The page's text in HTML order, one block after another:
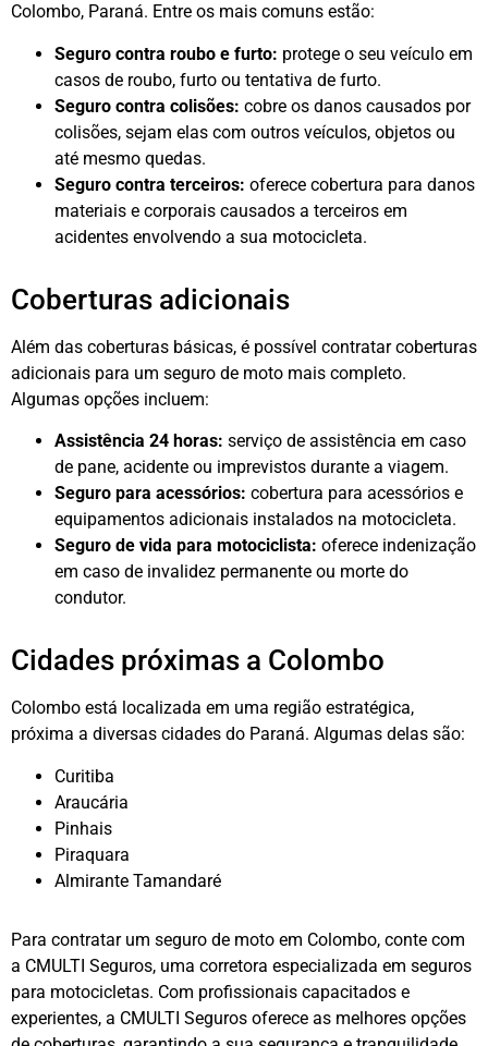
Colombo, Paraná. Entre os mais comuns estão:
Seguro contra roubo e furto: protege o seu veículo em
casos de roubo, furto ou tentativa de furto.
Seguro contra colisões: cobre os danos causados por
colisões, sejam elas com outros veículos, objetos ou
até mesmo quedas.
Seguro contra terceiros: oferece cobertura para danos
materiais e corporais causados a terceiros em
acidentes envolvendo a sua motocicleta.
Coberturas adicionais
Além das coberturas básicas, é possível contratar coberturas
adicionais para um seguro de moto mais completo.
Algumas opções incluem:
Assistência 24 horas: serviço de assistência em caso
de pane, acidente ou imprevistos durante a viagem.
Seguro para acessórios: cobertura para acessórios e
equipamentos adicionais instalados na motocicleta.
Seguro de vida para motociclista: oferece indenização
em caso de invalidez permanente ou morte do
condutor.
Cidades próximas a Colombo
Colombo está localizada em uma região estratégica,
próxima a diversas cidades do Paraná. Algumas delas são:
Curitiba
Araucária
Pinhais
Piraquara
Almirante Tamandaré
Para contratar um seguro de moto em Colombo, conte com
a CMULTI Seguros, uma corretora especializada em seguros
para motocicletas. Com profissionais capacitados e
experientes, a CMULTI Seguros oferece as melhores opções